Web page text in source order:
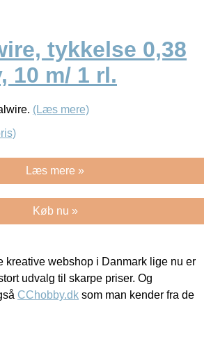
tykkelse 0,38
10 m/ 1 rl.
(Læs mere)
Læs mere »
Køb nu »
kreative webshop i Danmark lige nu er
udvalg til skarpe priser. Og
CChobby.dk som man kender fra de